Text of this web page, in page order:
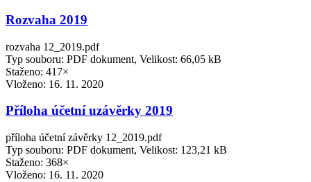
Rozvaha 2019
rozvaha 12_2019.pdf
Typ souboru: PDF dokument, Velikost: 66,05 kB
Staženo: 417×
Vloženo: 16. 11. 2020
Příloha účetní uzávěrky 2019
příloha účetní závěrky 12_2019.pdf
Typ souboru: PDF dokument, Velikost: 123,21 kB
Staženo: 368×
Vloženo: 16. 11. 2020